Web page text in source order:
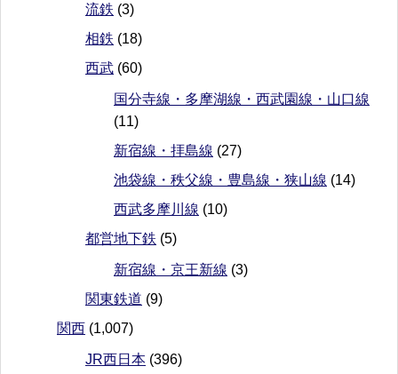
流鉄 (3)
相鉄 (18)
西武 (60)
国分寺線・多摩湖線・西武園線・山口線
(11)
新宿線・拝島線 (27)
池袋線・秩父線・豊島線・狭山線 (14)
西武多摩川線 (10)
都営地下鉄 (5)
新宿線・京王新線 (3)
関東鉄道 (9)
関西 (1,007)
JR西日本 (396)